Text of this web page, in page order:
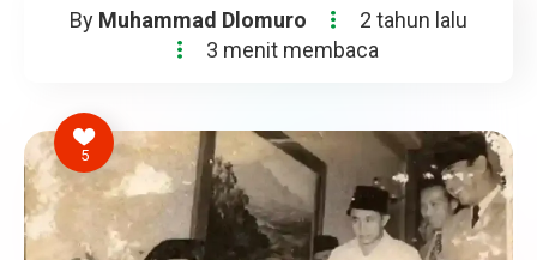
By Muhammad Dlomuro
2 tahun lalu
3 menit membaca
5